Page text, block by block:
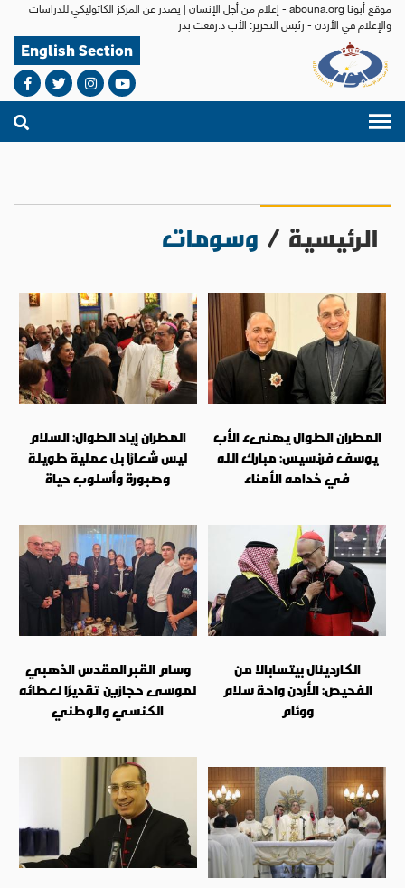
موقع أبونا abouna.org - إعلام من أجل الإنسان | يصدر عن المركز الكاثوليكي للدراسات
والإعلام في الأردن - رئيس التحرير: الأب د.رفعت بدر
English Section
الرئيسية / وسومات
المطران الطوال يهنىء الأب
يوسف فرنسيس: مبارك الله
في خدامه الأمناء
المطران إياد الطوال: السلام
ليس شعارًا بل عملية طويلة
وصبورة وأسلوب حياة
الكاردينال بيتسابالا من
الفحيص: الأردن واحة سلام
ووئام
وسام القبر المقدس الذهبي
لموسى حجازين تقديرًا لعطائه
الكنسي والوطني